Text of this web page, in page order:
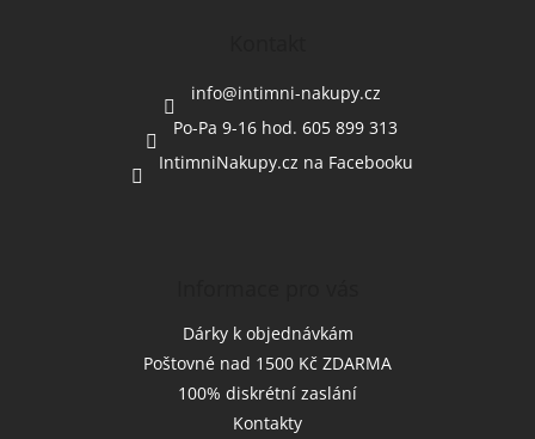
info@intimni-nakupy.cz
Po-Pa 9-16 hod. 605 899 313
IntimniNakupy.cz na Facebooku
Dárky k objednávkám
Poštovné nad 1500 Kč ZDARMA
100% diskrétní zaslání
Kontakty